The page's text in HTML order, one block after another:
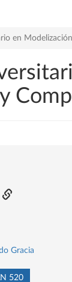
en
Gracia
520